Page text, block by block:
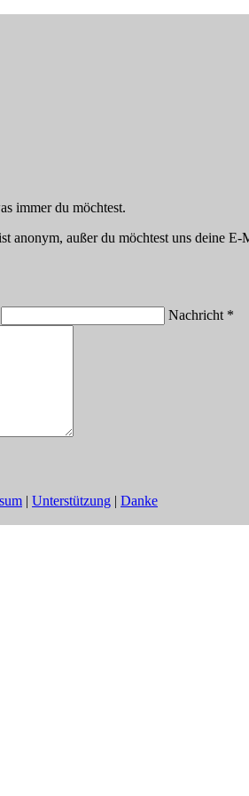
immer du möchtest.
anonym, außer du möchtest uns deine E-
Nachricht *
| Unterstützung | Danke